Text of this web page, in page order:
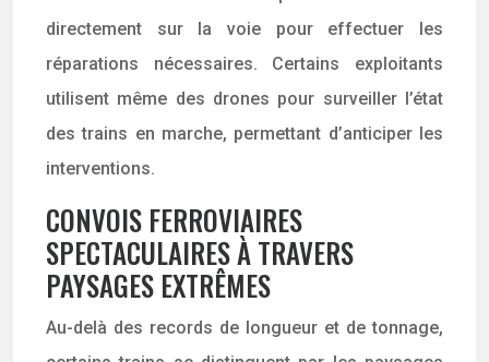
directement sur la voie pour effectuer les
réparations nécessaires. Certains exploitants
utilisent même des drones pour surveiller l’état
des trains en marche, permettant d’anticiper les
interventions.
CONVOIS FERROVIAIRES
SPECTACULAIRES À TRAVERS
PAYSAGES EXTRÊMES
Au-delà des records de longueur et de tonnage,